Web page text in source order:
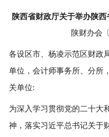
陕西省财政厅关于举办陕
陕财办会
各设区市、杨凌示范区财政
单位，会计师事务所、分所
关单位:
为深入学习贯彻党的二十大
神，落实习近平总书记关于